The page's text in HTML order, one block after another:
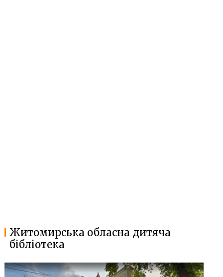
Житомирська обласна дитяча
бібліотека